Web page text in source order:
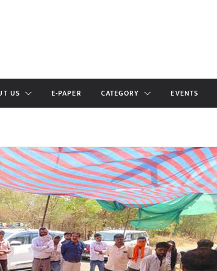
US E-PAPER CATEGORY EVENTS